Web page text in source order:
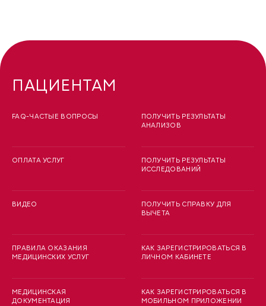
ПАЦИЕНТАМ
FAQ-ЧАСТЫЕ ВОПРОСЫ
ОПЛАТА УСЛУГ
ВИДЕО
ПРАВИЛА ОКАЗАНИЯ
МЕДИЦИНСКИХ УСЛУГ
МЕДИЦИНСКАЯ
ДОКУМЕНТАЦИЯ
ПОЛУЧИТЬ РЕЗУЛЬТАТЫ
АНАЛИЗОВ
ПОЛУЧИТЬ РЕЗУЛЬТАТЫ
ИССЛЕДОВАНИЙ
ПОЛУЧИТЬ СПРАВКУ ДЛЯ
ВЫЧЕТА
КАК ЗАРЕГИСТРИРОВАТЬСЯ В
ЛИЧНОМ КАБИНЕТЕ
КАК ЗАРЕГИСТРИРОВАТЬСЯ В
МОБИЛЬНОМ ПРИЛОЖЕНИИ